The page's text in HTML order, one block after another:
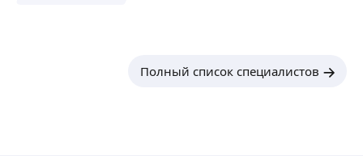
Полный список специалистов